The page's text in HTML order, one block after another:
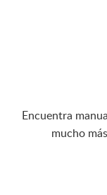
Encuentra
mucho